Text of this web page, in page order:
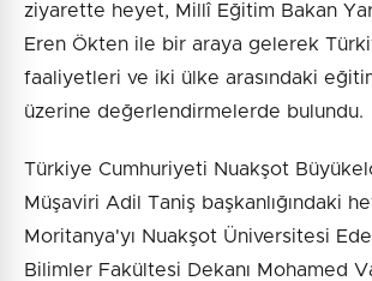
ziyarette heyet, Millî Eğitim Bakan
Eren Ökten ile bir araya gelerek
faaliyetleri ve iki ülke arasındaki
üzerine değerlendirmelerde bulundu.
Türkiye Cumhuriyeti Nuakşot
Müşaviri Adil Taniş başkanlığındaki
Moritanya'yı Nuakşot Üniversitesi
Bilimler Fakültesi Dekanı Mohamed